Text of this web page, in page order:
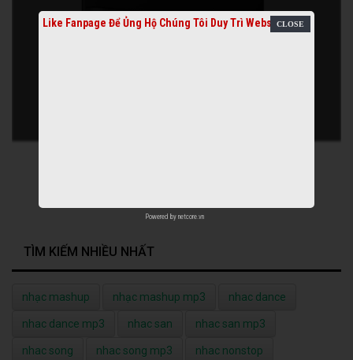
TÌM KIẾM NHIỀU NHẤT
nhạc mashup nhạc mashup mp3 nhac dance
nhac dance mp3 nhac san nhac san mp3
nhac song nhac song mp3 nhac nonstop
Like Fanpage Để Ủng Hộ Chúng Tôi Duy Trì Website
Powered by netcore.vn